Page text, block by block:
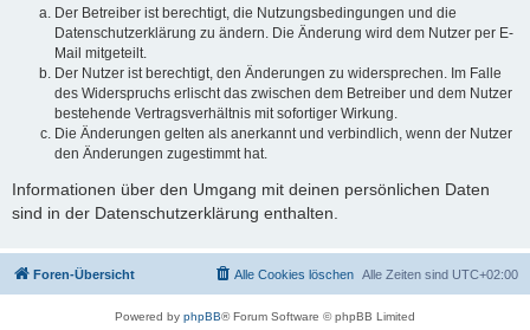
Der Betreiber ist berechtigt, die Nutzungsbedingungen und die
Datenschutzerklärung zu ändern. Die Änderung wird dem Nutzer per E-
Mail mitgeteilt.
Der Nutzer ist berechtigt, den Änderungen zu widersprechen. Im Falle
des Widerspruchs erlischt das zwischen dem Betreiber und dem Nutzer
bestehende Vertragsverhältnis mit sofortiger Wirkung.
Die Änderungen gelten als anerkannt und verbindlich, wenn der Nutzer
den Änderungen zugestimmt hat.
Informationen über den Umgang mit deinen persönlichen Daten
sind in der Datenschutzerklärung enthalten.
Foren-Übersicht Alle Zeiten sind UTC+02:00
Alle Cookies löschen
Powered by phpBB® Forum Software © phpBB Limited